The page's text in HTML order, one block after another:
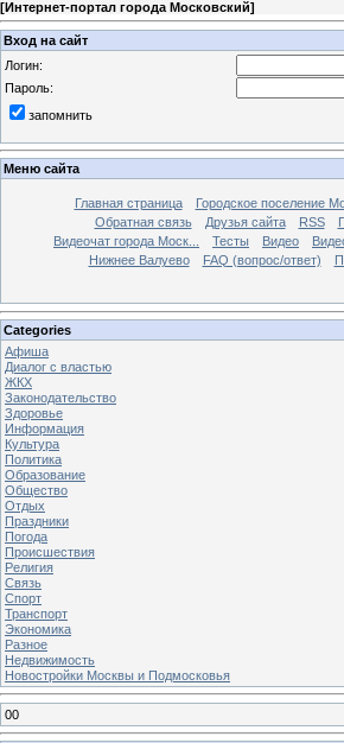
[Интернет-портал города Московский]
Вход на сайт
Логин:
Пароль:
запомнить
Меню сайта
Главная страница Городское поселение
Обратная связь
Друзья сайта RSS
Видеочат города Моск...
Тесты Видео
Нижнее Валуево
FAQ (вопрос/ответ)
Categories
Афиша
Диалог с властью
ЖКХ
Законодательство
Здоровье
Информация
Культура
Политика
Образование
Общество
Отдых
Праздники
Погода
Происшествия
Религия
Связь
Спорт
Транспорт
Экономика
Разное
Недвижимость
Новостройки Москвы и Подмосковья
00